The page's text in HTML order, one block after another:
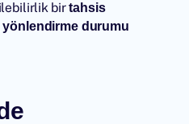
birtahsis
durumu